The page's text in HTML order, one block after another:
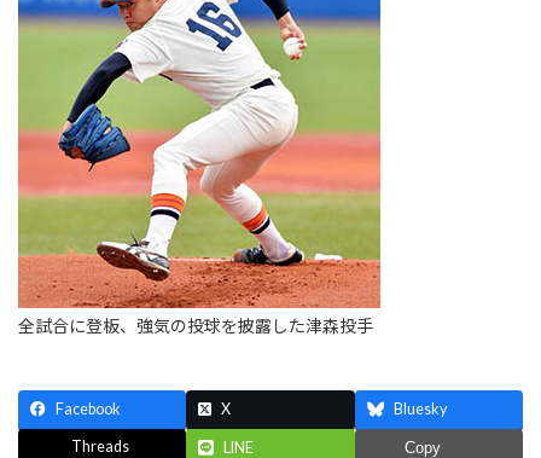
全試合に登板、強気の投球を披露した津森投手
Facebook X Bluesky
Threads LINE Copy